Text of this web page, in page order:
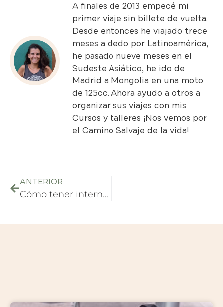
A finales de 2013 empecé mi
primer viaje sin billete de vuelta.
Desde entonces he viajado trece
meses a dedo por Latinoamérica,
he pasado nueve meses en el
Sudeste Asiático, he ido de
Madrid a Mongolia en una moto
de 125cc. Ahora ayudo a otros a
organizar sus viajes con mis
Cursos y talleres ¡Nos vemos por
el Camino Salvaje de la vida!
ANTERIOR
Cómo tener internet en EEUU